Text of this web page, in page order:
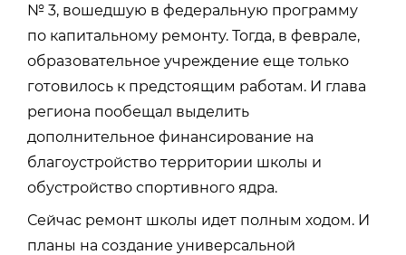
№ 3, вошедшую в федеральную программу
по капитальному ремонту. Тогда, в феврале,
образовательное учреждение еще только
готовилось к предстоящим работам. И глава
региона пообещал выделить
дополнительное финансирование на
благоустройство территории школы и
обустройство спортивного ядра.
Сейчас ремонт школы идет полным ходом. И
планы на создание универсальной